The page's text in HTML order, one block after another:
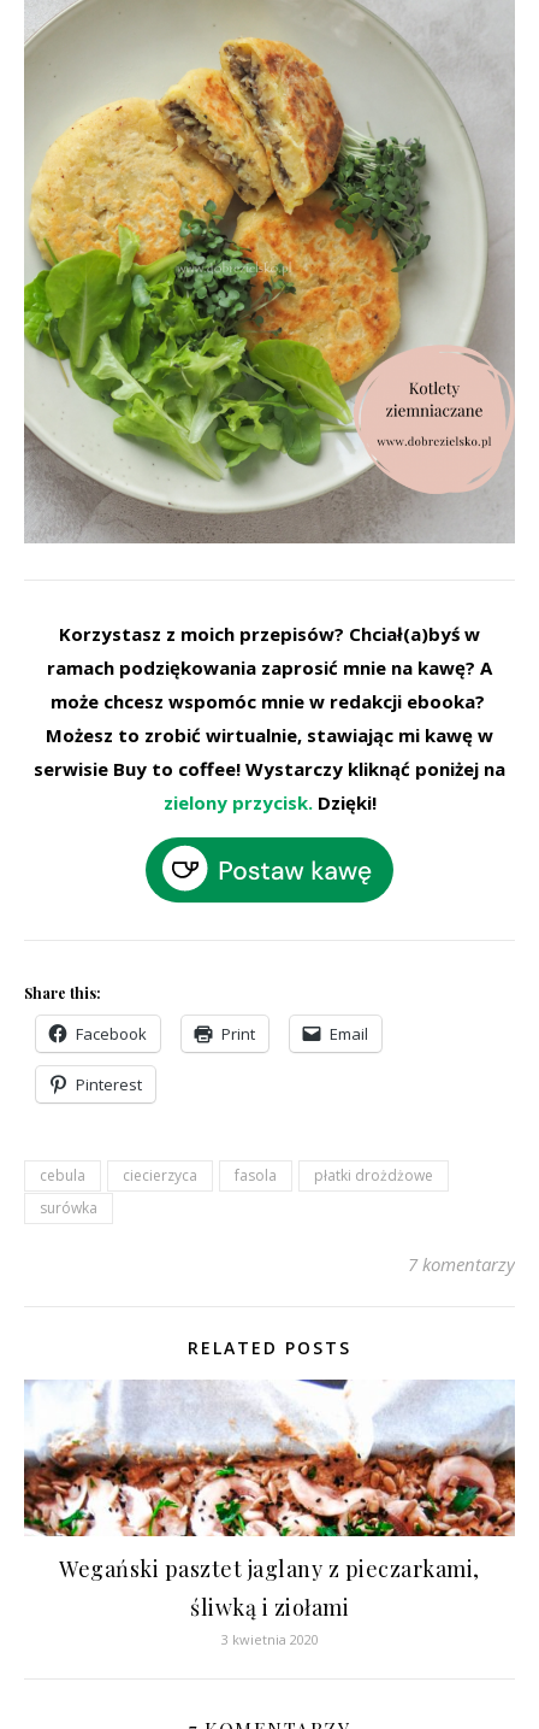
Korzystasz z moich przepisów? Chciał(a)byś w
ramach podziękowania zaprosić mnie na kawę? A
może chcesz wspomóc mnie w redakcji ebooka?
Możesz to zrobić wirtualnie, stawiając mi kawę w
serwisie Buy to coffee! Wystarczy kliknąć poniżej na
zielony przycisk. Dzięki!
Share this:
Facebook Print Email
Pinterest
cebula ciecierzyca fasola
płatki drożdżowe
surówka
7 komentarzy
RELATED POSTS
Wegański pasztet jaglany z pieczarkami,
śliwką i ziołami
3 kwietnia 2020